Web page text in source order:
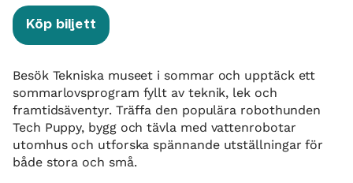
Köp biljett
Besök Tekniska museet i sommar och upptäck ett
sommarlovsprogram fyllt av teknik, lek och
framtidsäventyr. Träffa den populära robothunden
Tech Puppy, bygg och tävla med vattenrobotar
utomhus och utforska spännande utställningar för
både stora och små.